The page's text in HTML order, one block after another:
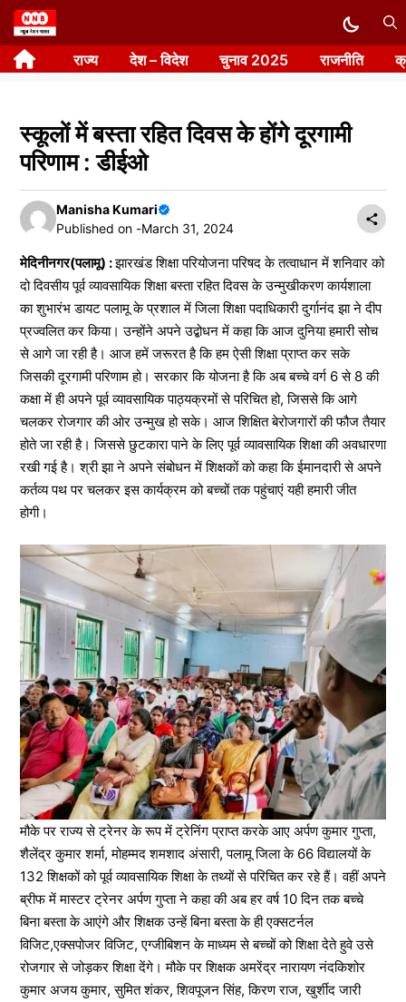
Skip
to
content राज्य देश – विदेश चुनाव 2025 राजनीति
स्कूलों में बस्ता रहित दिवस के होंगे दूरगामी
परिणाम : डीईओ
Manisha Kumari
Published on -March 31, 2024
मेदिनीनगर(पलामू) :झारखंड शिक्षा परियोजना परिषद के तत्वाधान में शनिवार को
दो दिवसीय पूर्व व्यावसायिक शिक्षा बस्ता रहित दिवस के उन्मुखीकरण कार्यशाला
का शुभारंभ डायट पलामू के प्रशाल में जिला शिक्षा पदाधिकारी दुर्गानंद झा ने दीप
प्रज्वलित कर किया। उन्होंने अपने उद्बोधन में कहा कि आज दुनिया हमारी सोच
से आगे जा रही है। आज हमें जरूरत है कि हम ऐसी शिक्षा प्राप्त कर सके
जिसकी दूरगामी परिणाम हो। सरकार कि योजना है कि अब बच्चे वर्ग 6 से 8 की
कक्षा में ही अपने पूर्व व्यावसायिक पाठ्यक्रमों से परिचित हो, जिससे कि आगे
चलकर रोजगार की ओर उन्मुख हो सके। आज शिक्षित बेरोजगारों की फौज तैयार
होते जा रही है। जिससे छुटकारा पाने के लिए पूर्व व्यावसायिक शिक्षा की अवधारणा
रखी गई है। श्री झा ने अपने संबोधन में शिक्षकों को कहा कि ईमानदारी से अपने
कर्तव्य पथ पर चलकर इस कार्यक्रम को बच्चों तक पहुंचाएं यही हमारी जीत
होगी।
मौके पर राज्य से ट्रेनर के रूप में ट्रेनिंग प्राप्त करके आए अर्पण कुमार गुप्ता,
शैलेंद्र कुमार शर्मा, मोहम्मद शमशाद अंसारी, पलामू जिला के 66 विद्यालयों के
132 शिक्षकों को पूर्व व्यावसायिक शिक्षा के तथ्यों से परिचित कर रहे हैं। वहीं अपने
ब्रीफ में मास्टर ट्रेनर अर्पण गुप्ता ने कहा की अब हर वर्ष 10 दिन तक बच्चे
बिना बस्ता के आएंगे और शिक्षक उन्हें बिना बस्ता के ही एक्सटर्नल
विजिट,एक्सपोजर विजिट, एग्जीबिशन के माध्यम से बच्चों को शिक्षा देते हुवे उसे
रोजगार से जोड़कर शिक्षा देंगे। मौके पर शिक्षक अमरेंद्र नारायण नंदकिशोर
कुमार अजय कुमार, सुमित शंकर, शिवपूजन सिंह, किरण राज, खुर्शीद जारी